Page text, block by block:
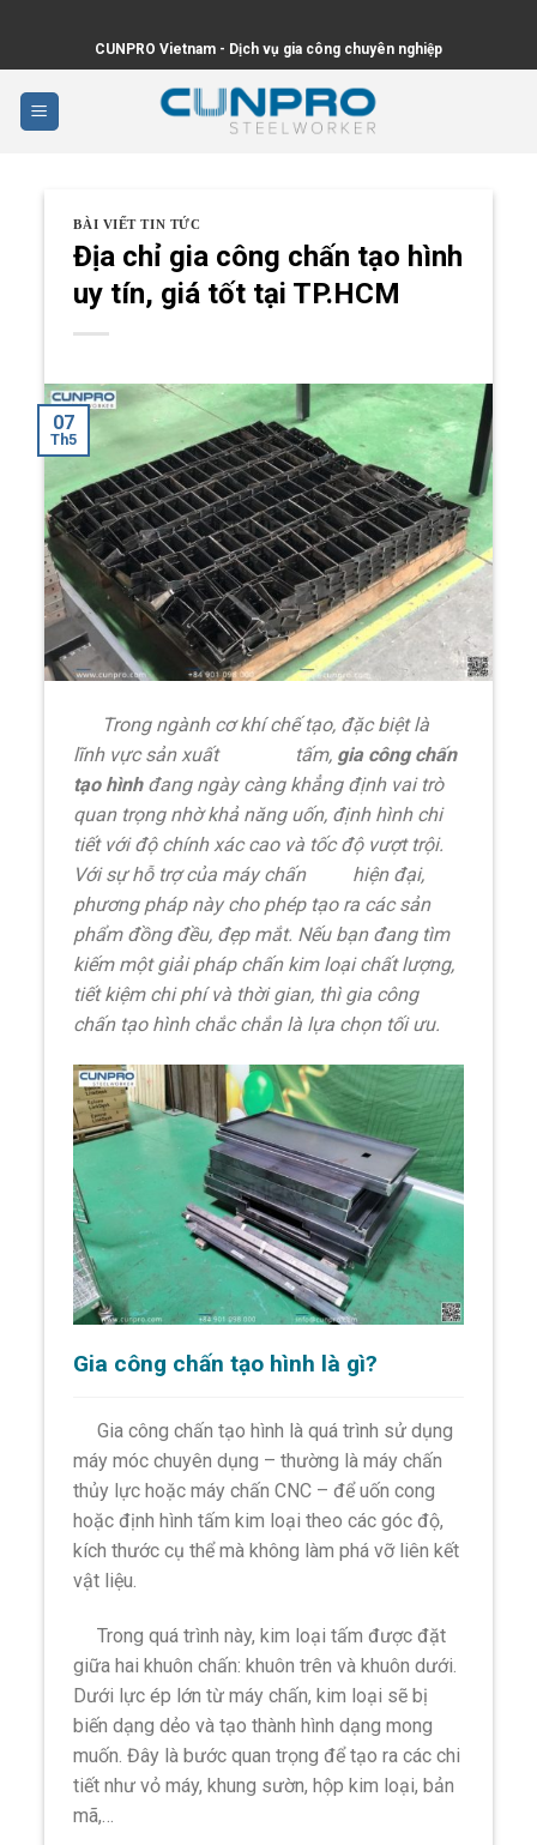
content
CUNPRO Vietnam - Dịch vụ gia công chuyên nghiệp
BÀI VIẾT TIN TỨC
Địa chỉ gia công chấn tạo hình
uy tín, giá tốt tại TP.HCM
07
Th5
Trong ngành cơ khí chế tạo, đặc biệt là
lĩnh vực sản xuất
tấm, gia công chấn
tạo hìnhđang ngày càng khẳng định vai trò
quan trọng nhờ khả năng uốn, định hình chi
tiết với độ chính xác cao và tốc độ vượt trội.
Với sự hỗ trợ của máy chấn
hiện đại,
phương pháp này cho phép tạo ra các sản
phẩm đồng đều, đẹp mắt. Nếu bạn đang tìm
kiếm một giải pháp chấn kim loại chất lượng,
tiết kiệm chi phí và thời gian, thì gia công
chấn tạo hình chắc chắn là lựa chọn tối ưu.
Gia công chấn tạo hình là gì?
Gia công chấn tạo hình là quá trình sử dụng
máy móc chuyên dụng – thường là máy chấn
thủy lực hoặc máy chấn CNC – để uốn cong
hoặc định hình tấm kim loại theo các góc độ,
kích thước cụ thể mà không làm phá vỡ liên kết
vật liệu.
Trong quá trình này, kim loại tấm được đặt
giữa hai khuôn chấn: khuôn trên và khuôn dưới.
Dưới lực ép lớn từ máy chấn, kim loại sẽ bị
biến dạng dẻo và tạo thành hình dạng mong
muốn. Đây là bước quan trọng để tạo ra các chi
tiết như vỏ máy, khung sườn, hộp kim loại, bản
mã,…